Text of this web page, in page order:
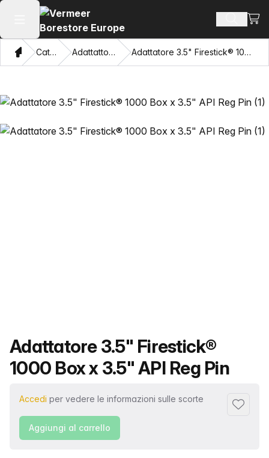
Apri il menu principale Cerca
Home page
Catalogo Adattattori e tiratubi Adattatore 3.5" Firestick® 1000 Box x 3.5" API Reg Pin
Nome del prodotto
Adattatore 3.5" Firestick®
1000 Box x 3.5" API Reg Pin
Accedi per vedere le informazioni sulle scorte
Aggiungi al carrello